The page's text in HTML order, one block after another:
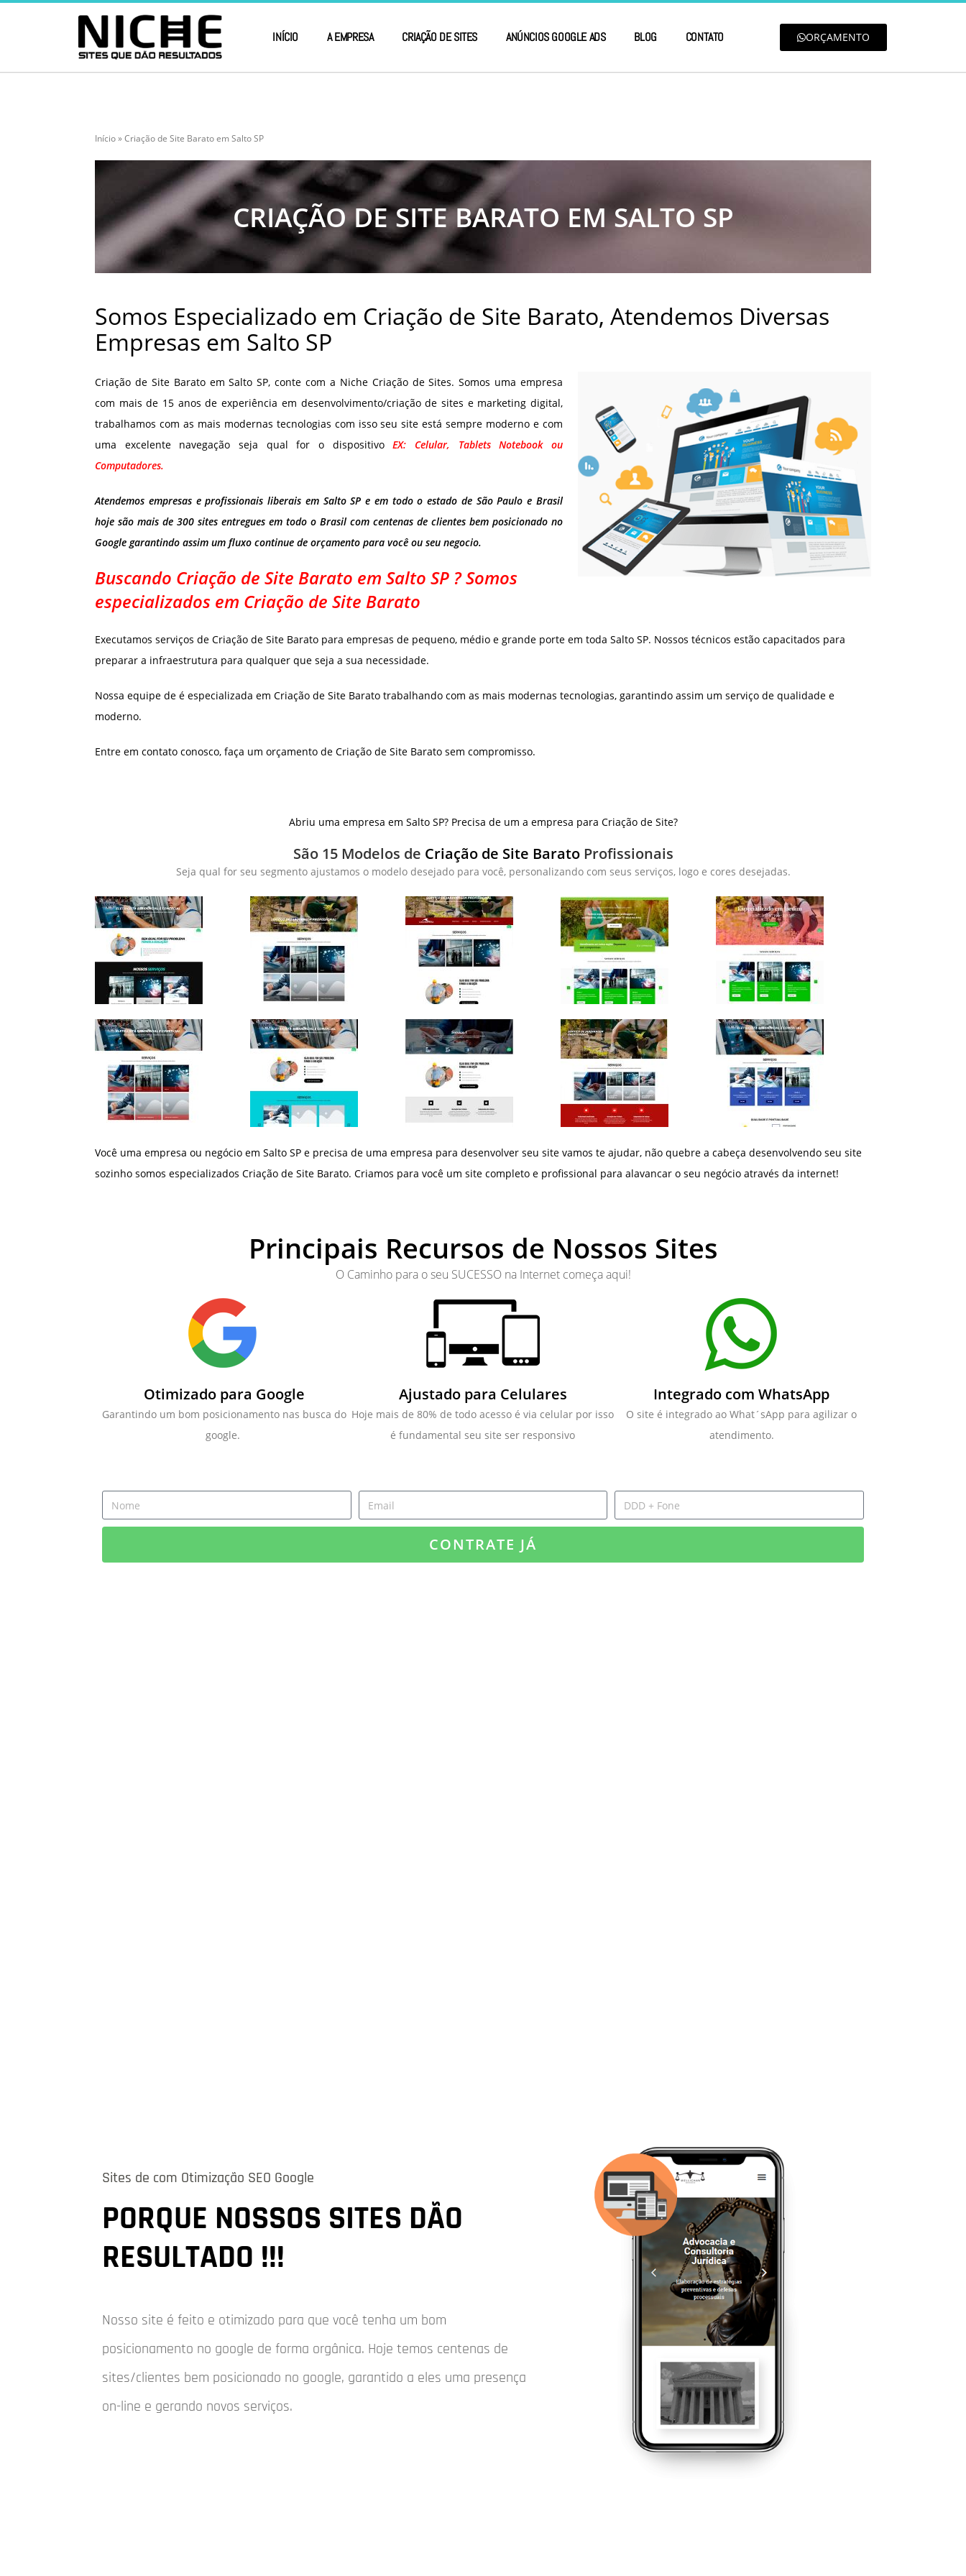
INÍCIO A EMPRESA CRIAÇÃO DE SITES ANÚNCIOS GOOGLE ADS BLOG CONTATO ORÇAMENTO
Início»Criação de Site Barato em Salto SP
CRIAÇÃO DE SITE BARATO EM SALTO SP
Somos Especializado em Criação de Site Barato, Atendemos Diversas
Empresas em Salto SP
Criação de Site Barato em Salto SP, conte com a Niche Criação de Sites. Somos uma empresa
com mais de 15 anos de experiência em desenvolvimento/criação de sites e marketing digital,
trabalhamos com as mais modernas tecnologias com isso seu site está sempre moderno e com
uma excelente navegação seja qual for o dispositivoEX: Celular, Tablets Notebook ou
Computadores.
Atendemos empresas e profissionais liberais em Salto SP e em todo o estado de São Paulo e Brasil
hoje são mais de 300 sites entregues em todo o Brasil com centenas de clientes bem posicionado no
Google garantindo assim um fluxo continue de orçamento para você ou seu negocio.
Buscando Criação de Site Barato em Salto SP ? Somos
especializados em Criação de Site Barato
Executamos serviços de Criação de Site Barato para empresas de pequeno, médio e grande porte em toda Salto SP. Nossos técnicos estão capacitados para
preparar a infraestrutura para qualquer que seja a sua necessidade.
Nossa equipe de é especializada em Criação de Site Barato trabalhando com as mais modernas tecnologias, garantindo assim um serviço de qualidade e
moderno.
Entre em contato conosco, faça um orçamento de Criação de Site Barato sem compromisso.
Abriu uma empresa em Salto SP? Precisa de um a empresa para Criação de Site?
São 15 Modelos de Criação de Site Barato Profissionais
Seja qual for seu segmento ajustamos o modelo desejado para você, personalizando com seus serviços, logo e cores desejadas.
Você uma empresa ou negócio em Salto SP e precisa de uma empresa para desenvolver seu site vamos te ajudar, não quebre a cabeça desenvolvendo seu site
sozinho somos especializados Criação de Site Barato. Criamos para você um site completo e profissional para alavancar o seu negócio através da internet!
Principais Recursos de Nossos Sites
O Caminho para o seu SUCESSO na Internet começa aqui!
Otimizado para Google
Garantindo um bom posicionamento nas busca do
google.
Ajustado para Celulares
Hoje mais de 80% de todo acesso é via celular por isso
é fundamental seu site ser responsivo
Integrado com WhatsApp
O site é integrado ao What´sApp para agilizar o
atendimento.
CONTRATE JÁ
Sites de com Otimização SEO Google
PORQUE NOSSOS SITES DÃO
RESULTADO !!!
Nosso site é feito e otimizado para que você tenha um bom
posicionamento no google de forma orgânica. Hoje temos centenas de
sites/clientes bem posicionado no google, garantido a eles uma presença
on-line e gerando novos serviços.